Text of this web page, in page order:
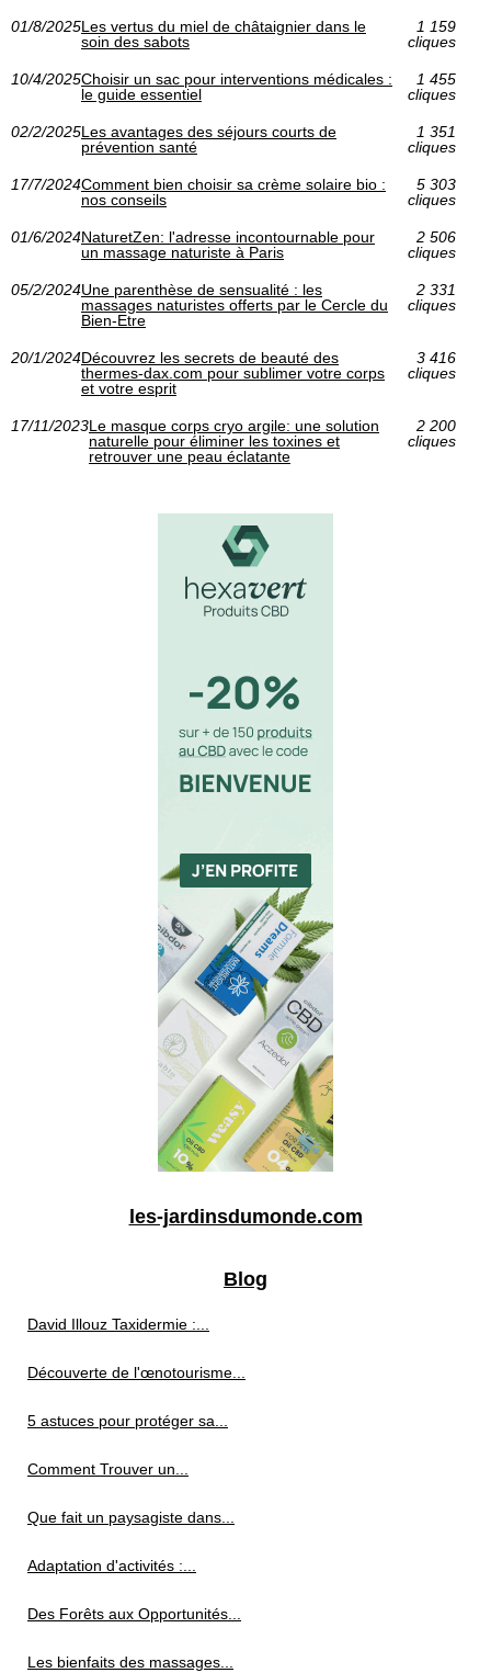
01/8/2025Les vertus du miel de châtaignier dans le
soin des sabots
1 159
cliques
10/4/2025Choisir un sac pour interventions médicales :
le guide essentiel
1 455
cliques
02/2/2025Les avantages des séjours courts de
prévention santé
1 351
cliques
17/7/2024Comment bien choisir sa crème solaire bio :
nos conseils
5 303
cliques
01/6/2024NaturetZen: l'adresse incontournable pour
un massage naturiste à Paris
2 506
cliques
05/2/2024Une parenthèse de sensualité : les
massages naturistes offerts par le Cercle du
Bien-Etre
2 331
cliques
20/1/2024Découvrez les secrets de beauté des
thermes-dax.com pour sublimer votre corps
et votre esprit
3 416
cliques
17/11/2023Le masque corps cryo argile: une solution
naturelle pour éliminer les toxines et
retrouver une peau éclatante
2 200
cliques
les-jardinsdumonde.com
Blog
David Illouz Taxidermie :...
Découverte de l'œnotourisme...
5 astuces pour protéger sa...
Comment Trouver un...
Que fait un paysagiste dans...
Adaptation d'activités :...
Des Forêts aux Opportunités...
Les bienfaits des massages...